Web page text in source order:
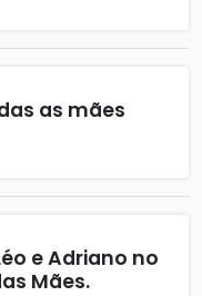
as mães
e Adriano no
Mães.